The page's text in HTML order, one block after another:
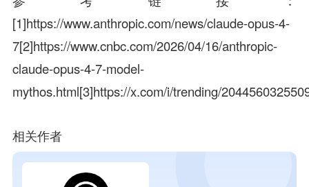
[1]https://www.anthropic.com/news/claude-opus-4-
7[2]https://www.cnbc.com/2026/04/16/anthropic-
claude-opus-4-7-model-
mythos.html[3]https://x.com/i/trending/
相关作者